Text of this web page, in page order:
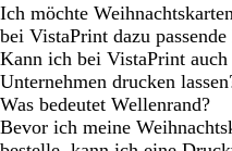
Ich möchte
bei VistaPrint dazu
Kann ich bei VistaPrint
Unternehmen drucken
Was bedeutet Wellenrand?
Bevor ich meine